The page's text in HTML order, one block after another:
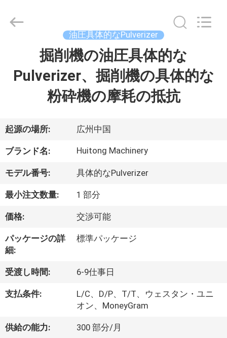
へ
品
VR
ョ
ー
た
し
た
2025
Rights
Reserved.
油圧具体的なPulverizer
掘削機の油圧具体的な
Pulverizer、掘削機の具体的な
粉砕機の摩耗の抵抗
起源の場所: 広州中国
ブランド名: Huitong Machinery
モデル番号: 具体的なPulverizer
最小注文数量: 1 部分
価格: 交渉可能
パッケージの詳
細:
標準パッケージ
受渡し時間: 6-9仕事日
支払条件:
L/C、D/P、T/T、ウェスタン・ユニ
オン、MoneyGram
供給の能力: 300 部分/月